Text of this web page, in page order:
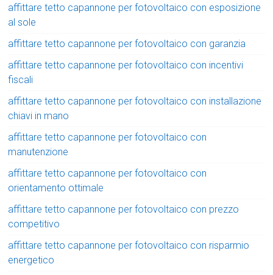
affittare tetto capannone per fotovoltaico con esposizione
al sole
affittare tetto capannone per fotovoltaico con garanzia
affittare tetto capannone per fotovoltaico con incentivi
fiscali
affittare tetto capannone per fotovoltaico con installazione
chiavi in mano
affittare tetto capannone per fotovoltaico con
manutenzione
affittare tetto capannone per fotovoltaico con
orientamento ottimale
affittare tetto capannone per fotovoltaico con prezzo
competitivo
affittare tetto capannone per fotovoltaico con risparmio
energetico